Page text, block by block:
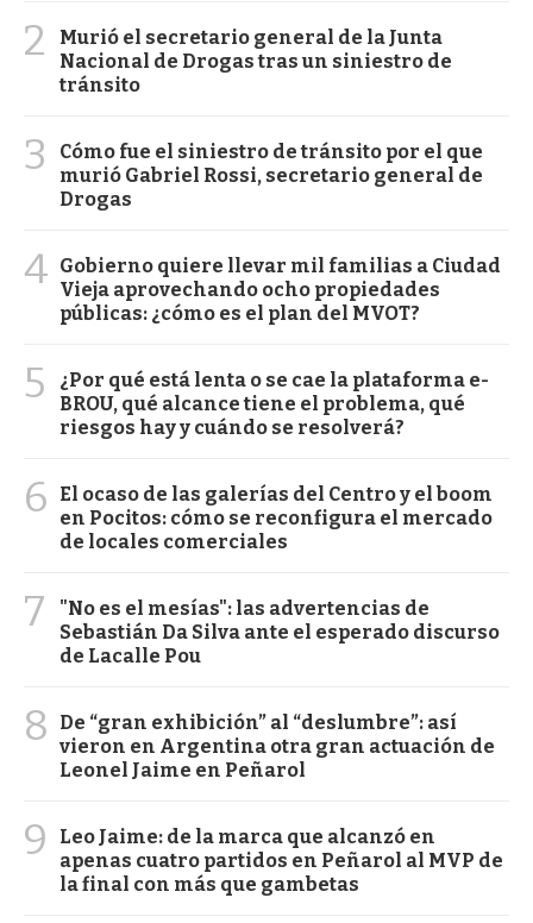
2
Murió el secretario general de la Junta
Nacional de Drogas tras un siniestro de
tránsito
3
Cómo fue el siniestro de tránsito por el que
murió Gabriel Rossi, secretario general de
Drogas
4 Gobierno quiere llevar mil familias a Ciudad
Vieja aprovechando ocho propiedades
públicas: ¿cómo es el plan del MVOT?
5
¿Por qué está lenta o se cae la plataforma e-
BROU, qué alcance tiene el problema, qué
riesgos hay y cuándo se resolverá?
6
El ocaso de las galerías del Centro y el boom
en Pocitos: cómo se reconfigura el mercado
de locales comerciales
7
"No es el mesías": las advertencias de
Sebastián Da Silva ante el esperado discurso
de Lacalle Pou
8
De “gran exhibición” al “deslumbre”: así
vieron en Argentina otra gran actuación de
Leonel Jaime en Peñarol
9
Leo Jaime: de la marca que alcanzó en
apenas cuatro partidos en Peñarol al MVP de
la final con más que gambetas